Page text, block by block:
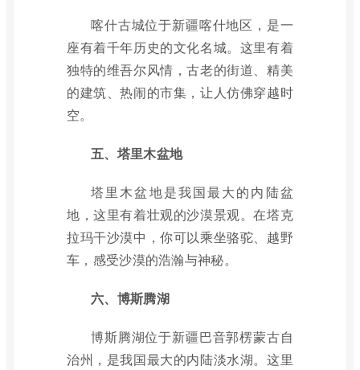
喀什古城位于新疆喀什地区，是一
座有着千年历史的文化名城。这里有着
独特的维吾尔风情，古老的街道、精美
的建筑、热闹的市集，让人仿佛穿越时
空。
五、塔里木盆地
塔里木盆地是我国最大的内陆盆
地，这里有着壮观的沙漠景观。在塔克
拉玛干沙漠中，你可以乘坐骆驼、越野
车，感受沙漠的浩瀚与神秘。
六、博斯腾湖
博斯腾湖位于新疆巴音郭楞蒙古自
治州，是我国最大的内陆淡水湖。这里